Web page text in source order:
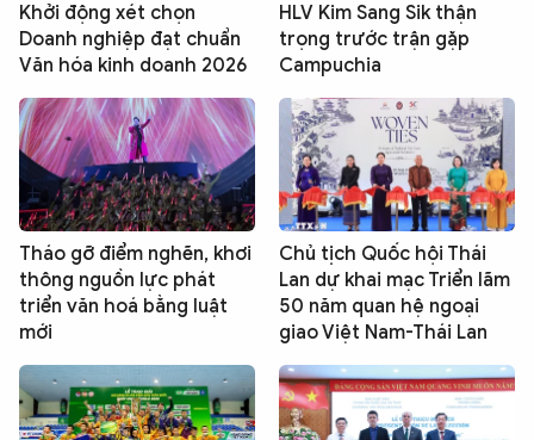
Khởi động xét chọn
Doanh nghiệp đạt chuẩn
Văn hóa kinh doanh 2026
HLV Kim Sang Sik thận
trọng trước trận gặp
Campuchia
Tháo gỡ điểm nghẽn, khơi
thông nguồn lực phát
triển văn hoá bằng luật
mới
Chủ tịch Quốc hội Thái
Lan dự khai mạc Triển lãm
50 năm quan hệ ngoại
giao Việt Nam-Thái Lan